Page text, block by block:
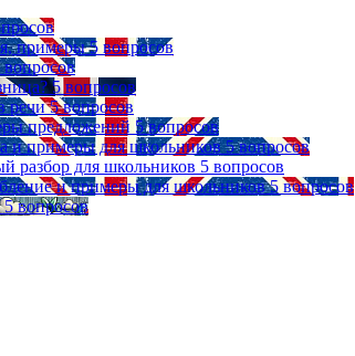
примеры 5 вопросов
вопросов
5 вопросов
речи 5 вопросов
предложений 5 вопросов
и примеры для школьников 5 вопросов
разбор для школьников 5 вопросов
и примеры для школьников 5 вопросов
5 вопросов